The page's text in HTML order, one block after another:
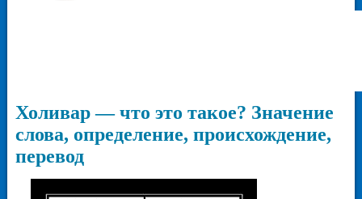
Холивар — что это такое? Значение
слова, определение, происхождение,
перевод